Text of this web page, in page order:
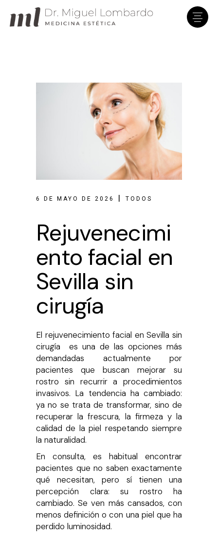
6 DE MAYO DE 2026 TODOS
Rejuvenecimi
ento facial en
Sevilla sin
cirugía
El rejuvenecimiento facial en Sevilla sin
cirugía es una de las opciones más
demandadas actualmente por
pacientes que buscan mejorar su
rostro sin recurrir a procedimientos
invasivos. La tendencia ha cambiado:
ya no se trata de transformar, sino de
recuperar la frescura, la firmeza y la
calidad de la piel respetando siempre
la naturalidad.
En consulta, es habitual encontrar
pacientes que no saben exactamente
qué necesitan, pero sí tienen una
percepción clara: su rostro ha
cambiado. Se ven más cansados, con
menos definición o con una piel que ha
perdido luminosidad.
Clínica Dr. Lombardo
En línea · Asistente virtual